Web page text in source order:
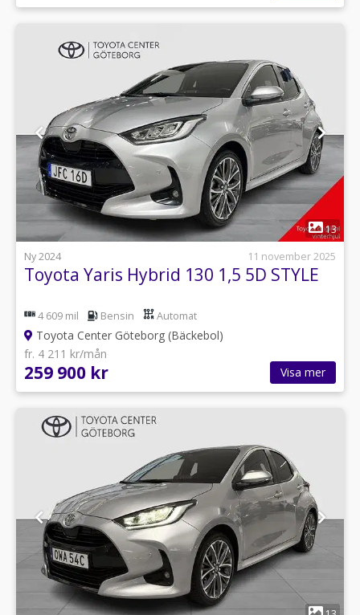
1
13
Ny 2024
11 november 2025
Toyota Yaris Hybrid 130 1,5 5D STYLE
4 609 mil Bensin Automat
Toyota Center Göteborg (Bäckebol)
fr. 4 211 kr/mån
259 900 kr Visa mer
1